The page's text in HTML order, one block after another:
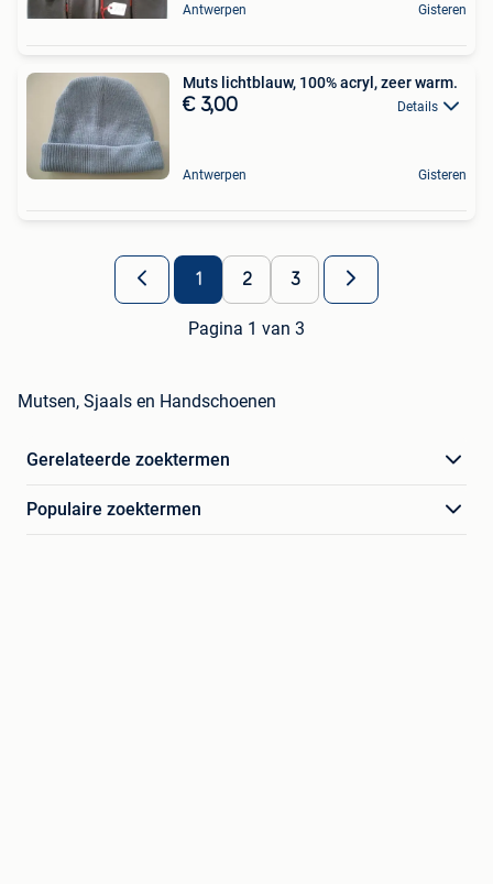
Antwerpen Gisteren
Muts lichtblauw, 100% acryl, zeer warm.
€ 3,00 Details
Antwerpen Gisteren
1 2 3
Pagina 1 van 3
Mutsen, Sjaals en Handschoenen
Gerelateerde zoektermen
Populaire zoektermen